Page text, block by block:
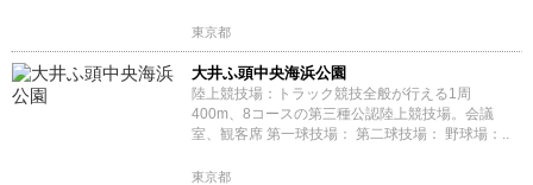
東京都
大井ふ頭中央海浜公園
陸上競技場：トラック競技全般が行える1周
400m、8コースの第三種公認陸上競技場。会議
室、観客席 第一球技場： 第二球技場： 野球場：..
東京都